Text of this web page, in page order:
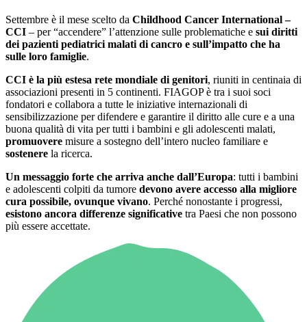
Settembre è il mese scelto da Childhood Cancer International –
CCI – per “accendere” l’attenzione sulle problematiche e sui diritti
dei pazienti pediatrici malati di cancro e sull’impatto che ha
sulle loro famiglie.
CCI è la più estesa rete mondiale di genitori, riuniti in centinaia di
associazioni presenti in 5 continenti. FIAGOP è tra i suoi soci
fondatori e collabora a tutte le iniziative internazionali di
sensibilizzazione per difendere e garantire il diritto alle cure e a una
buona qualità di vita per tutti i bambini e gli adolescenti malati,
promuovere misure a sostegno dell’intero nucleo familiare e
sostenere la ricerca.
Un messaggio forte che arriva anche dall’Europa: tutti i bambini
e adolescenti colpiti da tumore devono avere accesso alla migliore
cura possibile, ovunque vivano. Perché nonostante i progressi,
esistono ancora differenze significative tra Paesi che non possono
più essere accettate.